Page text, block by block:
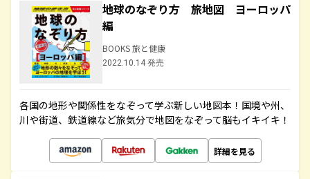
地球のなぞり方 旅地図 ヨーロッパ
編
BOOKS 旅と健康
2022.10.14 発売
各国の地形や関係性をなぞって学ぶ新しい地図本！国境や州、
川や街道、鉄道線など旅気分で地図をなぞって脳もイキイキ！
詳細を見る